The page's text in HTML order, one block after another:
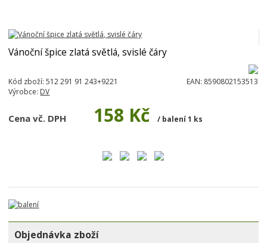
Vánoční špice zlatá světlá, svislé čáry
Kód zboží: 512 291 91 243+9221 EAN: 8590802153513
Výrobce: DV
Cena vč. DPH 158 Kč / balení 1 ks
Objednávka zboží